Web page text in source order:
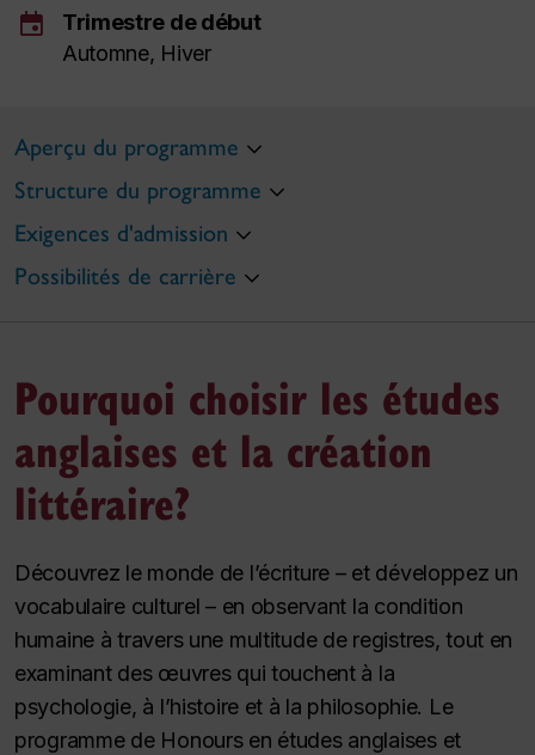
event
Trimestre de début
Automne, Hiver
Aperçu du programme
Structure du programme
Exigences d'admission
Possibilités de carrière
Pourquoi choisir les études
anglaises et la création
littéraire?
Découvrez le monde de l’écriture – et développez un
vocabulaire culturel – en observant la condition
humaine à travers une multitude de registres, tout en
examinant des œuvres qui touchent à la
psychologie, à l’histoire et à la philosophie. Le
programme deHonoursen études anglaises et